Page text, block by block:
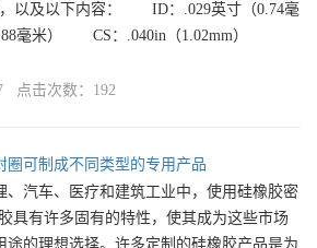
，以及以下内容： ID：.029英寸（0.74毫
毫米） CS：.040in（1.02mm）
点击次数：192
圈可制成不同类型的专用产品
汽车、医疗和建筑工业中，使用硅橡胶密
具有许多固有的特性，使其成为这些市场
途的理想选择。许多定制的硅橡胶产品是为